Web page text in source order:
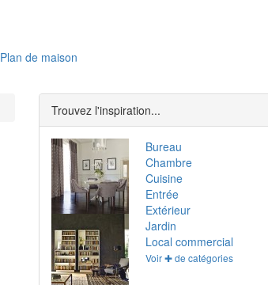
Plan de maison
Trouvez l'inspiration...
Bureau
Chambre
Cuisine
Entrée
Extérieur
Jardin
Local commercial
Voir ✚ de catégories